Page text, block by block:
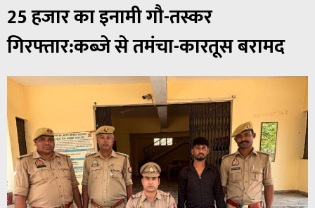
25 हजार का इनामी गौ-तस्कर
गिरफ्तार:कब्जे से तमंचा-कारतूस बरामद